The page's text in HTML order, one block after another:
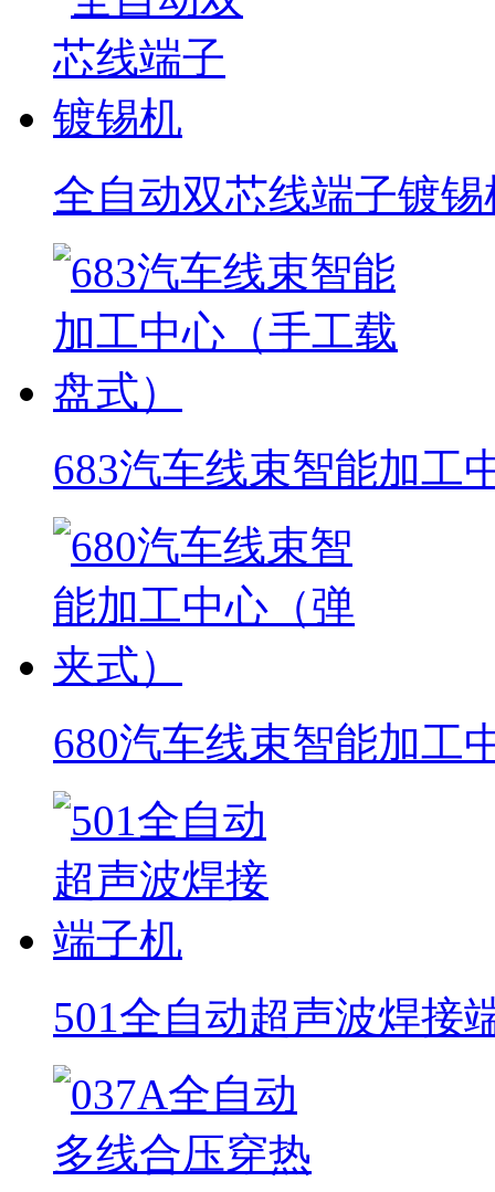
全自动双芯线端子镀锡
683汽车线束智能加工
680汽车线束智能加工
501全自动超声波焊接